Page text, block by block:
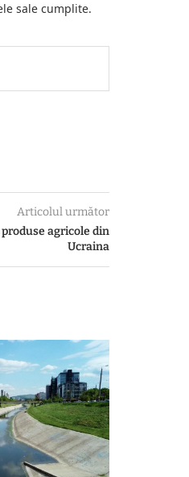
sale cumplite.
Articolul următor
agricole din
Ucraina